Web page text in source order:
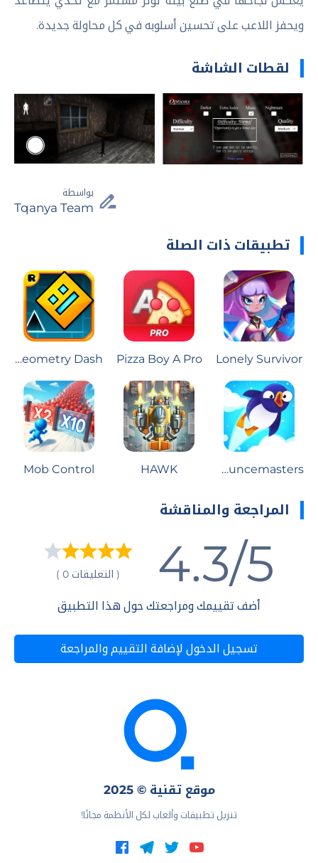
ويحفز اللاعب على تحسين أسلوبه في كل محاولة جديدة.
لقطات الشاشة
بواسطة
Tqanya Team
تطبيقات ذات الصلة
Lonely Survivor
Pizza Boy A Pro
Geometry Dash
Bouncemasters
HAWK
Mob Control
المراجعة والمناقشة
4.3/5 ( التعليقات 0 )
أضف تقييمك ومراجعتك حول هذا التطبيق
تسجيل الدخول لإضافة التقييم والمراجعة
موقع تقنية © 2025
تنزيل تطبيقات وألعاب لكل الأنظمة مجانًا!